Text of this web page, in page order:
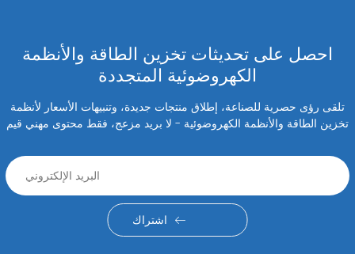
احصل على تحديثات تخزين الطاقة والأنظمة
الكهروضوئية المتجددة
تلقى رؤى حصرية للصناعة، إطلاق منتجات جديدة، وتنبيهات الأسعار لأنظمة
تخزين الطاقة والأنظمة الكهروضوئية - لا بريد مزعج، فقط محتوى مهني قيم
اشتراك